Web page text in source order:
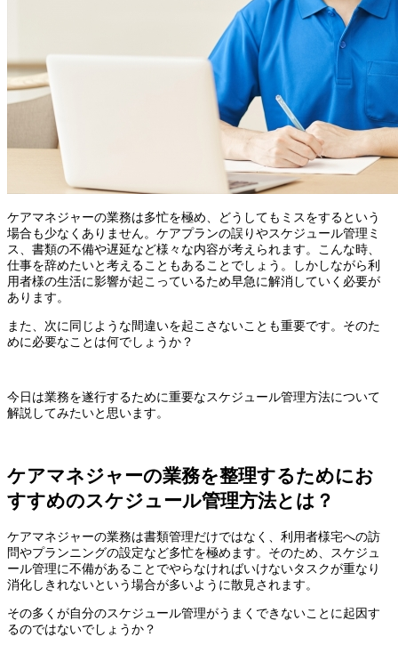
ケアマネジャーの業務は多忙を極め、どうしてもミスをするという
場合も少なくありません。ケアプランの誤りやスケジュール管理ミ
ス、書類の不備や遅延など様々な内容が考えられます。こんな時、
仕事を辞めたいと考えることもあることでしょう。しかしながら利
用者様の生活に影響が起こっているため早急に解消していく必要が
あります。
また、次に同じような間違いを起こさないことも重要です。そのた
めに必要なことは何でしょうか？
今日は業務を遂行するために重要なスケジュール管理方法について
解説してみたいと思います。
ケアマネジャーの業務を整理するためにお
すすめのスケジュール管理方法とは？
ケアマネジャーの業務は書類管理だけではなく、利用者様宅への訪
問やプランニングの設定など多忙を極めます。そのため、スケジュ
ール管理に不備があることでやらなければいけないタスクが重なり
消化しきれないという場合が多いように散見されます。
その多くが自分のスケジュール管理がうまくできないことに起因す
るのではないでしょうか？